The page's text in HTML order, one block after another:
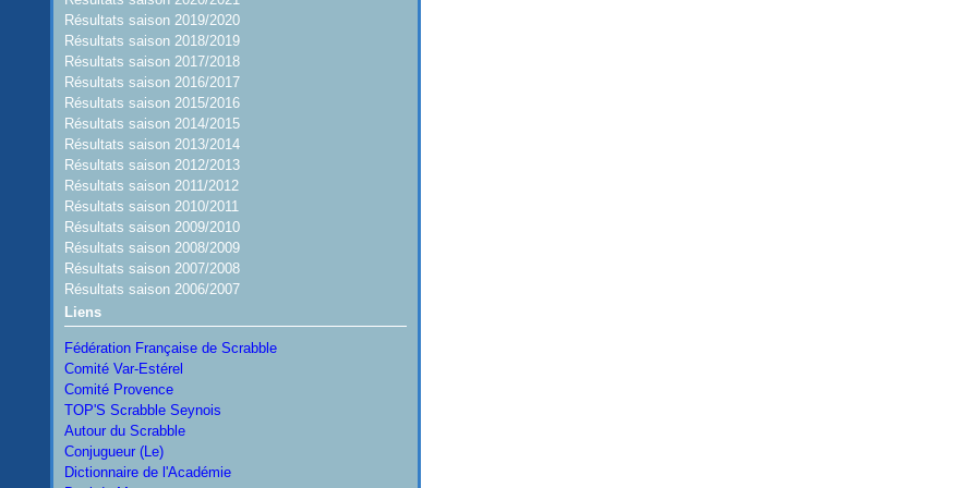
Résultats saison 2019/2020
Résultats saison 2018/2019
Résultats saison 2017/2018
Résultats saison 2016/2017
Résultats saison 2015/2016
Résultats saison 2014/2015
Résultats saison 2013/2014
Résultats saison 2012/2013
Résultats saison 2011/2012
Résultats saison 2010/2011
Résultats saison 2009/2010
Résultats saison 2008/2009
Résultats saison 2007/2008
Résultats saison 2006/2007
Liens
Fédération Française de Scrabble
Comité Var-Estérel
Comité Provence
TOP'S Scrabble Seynois
Autour du Scrabble
Conjugueur (Le)
Dictionnaire de l'Académie